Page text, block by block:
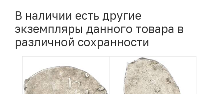
В наличии есть другие
экземпляры данного товара в
различной сохранности